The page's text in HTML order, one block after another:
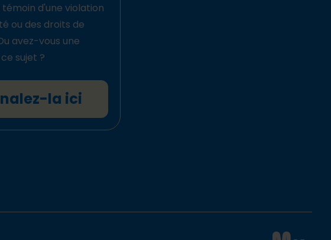
d'une violation
ou des droits de
avez-vous une
sujet ?
la ici